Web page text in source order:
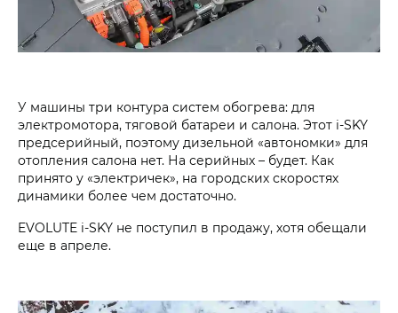
У машины три контура систем обогрева: для
электромотора, тяговой батареи и салона. Этот i‑SKY
предсерийный, поэтому дизельной «автономки» для
отопления салона нет. На серийных – будет. Как
принято у «электричек», на городских скоростях
динамики более чем достаточно.
EVOLUTE i‑SKY не поступил в продажу, хотя обещали
еще в апреле.